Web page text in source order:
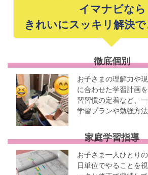
イマナビなら
きれいにスッキリ解決で
徹底個別
お子さまの理解力や
に合わせた学習計画
習習慣の定着など、
学習プランや勉強方法
家庭学習指導
お子さま一人ひとり
日単位でやることを